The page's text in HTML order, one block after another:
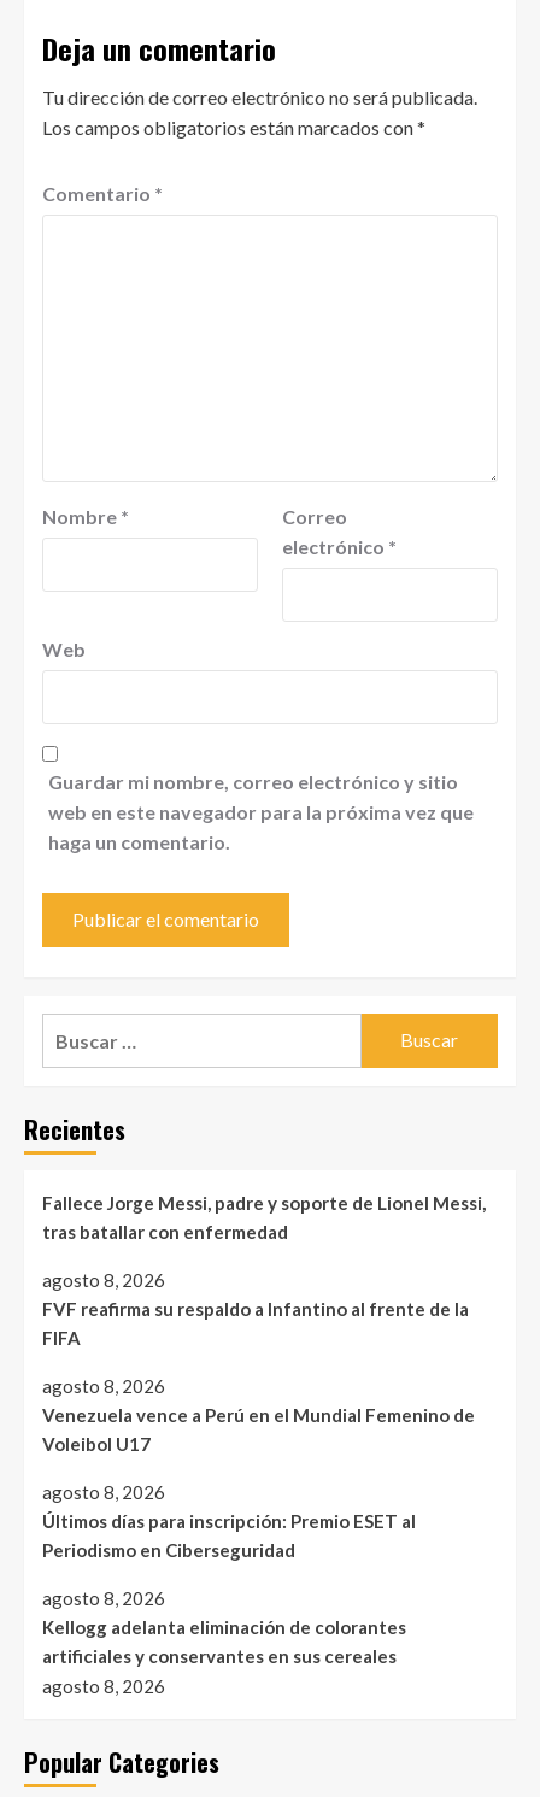
Deja un comentario
Tu dirección de correo electrónico no será publicada.
Los campos obligatorios están marcados con*
Comentario *
Nombre *
Correo
electrónico *
Web
Guardar mi nombre, correo electrónico y sitio
web en este navegador para la próxima vez que
haga un comentario.
Recientes
Fallece Jorge Messi, padre y soporte de Lionel Messi,
tras batallar con enfermedad
agosto 8, 2026
FVF reafirma su respaldo a Infantino al frente de la
FIFA
agosto 8, 2026
Venezuela vence a Perú en el Mundial Femenino de
Voleibol U17
agosto 8, 2026
Últimos días para inscripción: Premio ESET al
Periodismo en Ciberseguridad
agosto 8, 2026
Kellogg adelanta eliminación de colorantes
artificiales y conservantes en sus cereales
agosto 8, 2026
Popular Categories